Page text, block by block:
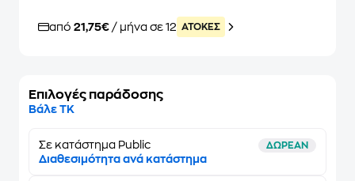
από 21,75€ / μήνα σε 12 ATOKEΣ
Επιλογές παράδοσης
Βάλε ΤΚ
Σε κατάστημα Public ΔΩΡΕΑΝ
Διαθεσιμότητα ανά κατάστημα